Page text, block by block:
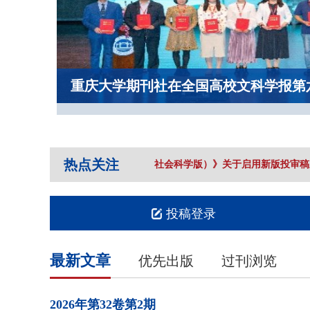
重庆大学期刊社在全国高校文科学报
热点关注
《重庆大学学报（社会科学版）》关于启用新版投审稿
投稿登录
最新文章 优先出版 过刊浏览
2026年第32卷第2期